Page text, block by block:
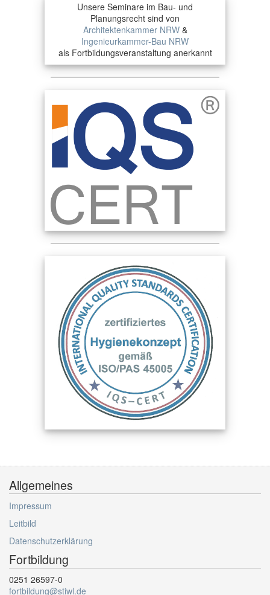
Unsere Seminare im Bau- und
Planungsrecht sind von
Architektenkammer NRW&
Ingenieurkammer-Bau NRW
als Fortbildungsveranstaltung anerkannt
Allgemeines
Impressum
Leitbild
Datenschutzerklärung
Fortbildung
0251 26597-0
fortbildung@stiwl.de